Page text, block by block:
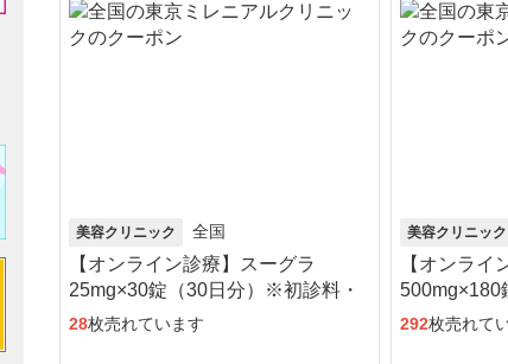
美容クリニック 全国
【オンライン診療】スーグラ
25mg×30錠（30日分）※初診料・
送料込
28枚売れています
美容クリニック
【オンライ
料・送料込
292枚売れて